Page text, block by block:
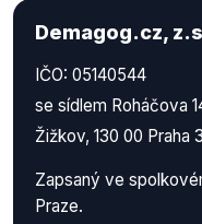
Demagog.cz,
IČO: 05140544
se sídlem Roháčova
Žižkov, 130 00 Praha 3
Zapsaný ve
Praze.